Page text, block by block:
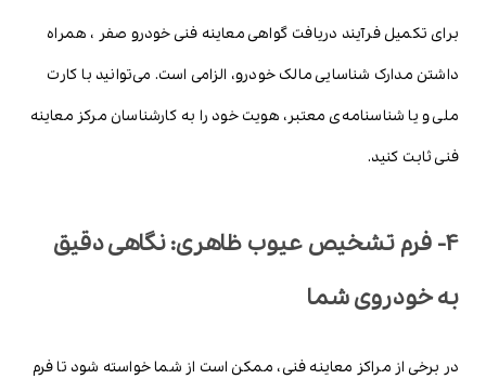
برای تکمیل فرآیند دریافت گواهی معاینه فنی خودرو صفر ، همراه
داشتن مدارک شناسایی مالک خودرو، الزامی است. می‌توانید با کارت
ملی و یا شناسنامه‌ی معتبر، هویت خود را به کارشناسان مرکز معاینه
فنی ثابت کنید.
4- فرم تشخیص عیوب ظاهری: نگاهی دقیق
به خودروی شما
در برخی از مراکز معاینه فنی، ممکن است از شما خواسته شود تا فرم